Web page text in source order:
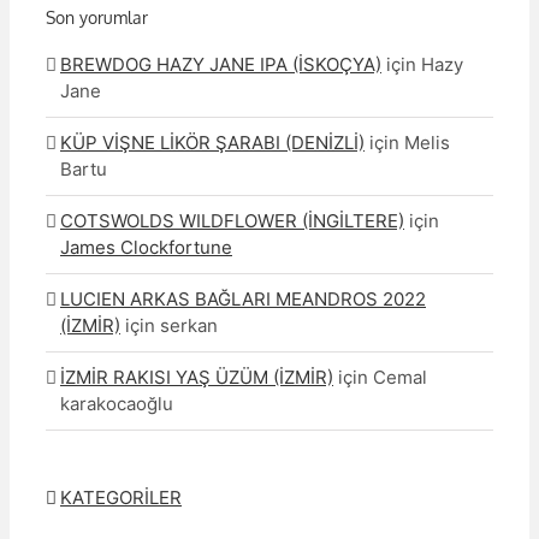
Son yorumlar
BREWDOG HAZY JANE IPA (İSKOÇYA) için Hazy
Jane
KÜP VİŞNE LİKÖR ŞARABI (DENİZLİ) için Melis
Bartu
COTSWOLDS WILDFLOWER (İNGİLTERE) için
James Clockfortune
LUCIEN ARKAS BAĞLARI MEANDROS 2022
(İZMİR) için serkan
İZMİR RAKISI YAŞ ÜZÜM (İZMİR) için Cemal
karakocaoğlu
KATEGORİLER